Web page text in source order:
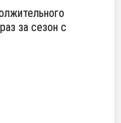
за сезон с